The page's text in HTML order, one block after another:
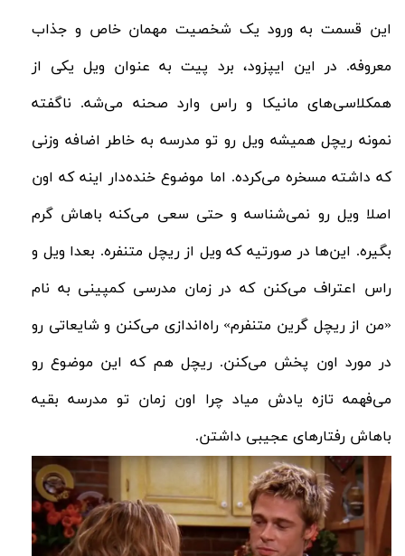
این قسمت به ورود یک شخصیت مهمان خاص و جذاب
معروفه. در این ایپزود، برد پیت به عنوان ویل یکی از
همکلاسی‌های مانیکا و راس وارد صحنه می‌شه. ناگفته
نمونه ریچل همیشه ویل رو تو مدرسه به خاطر اضافه وزنی
که داشته مسخره می‌کرده. اما موضوع خنده‌دار اینه که اون
اصلا ویل رو نمی‌شناسه و حتی سعی می‌کنه باهاش گرم
بگیره. این‌ها در صورتیه که ویل از ریچل متنفره. بعدا ویل و
راس اعتراف می‌کنن که در زمان مدرسی کمپینی به نام
«من از ریچل گرین متنفرم» راه‌اندازی می‌کنن و شایعاتی رو
در مورد اون پخش می‌کنن. ریچل هم که این موضوع رو
می‌فهمه تازه یادش میاد چرا اون زمان تو مدرسه بقیه
باهاش رفتارهای عجیبی داشتن.